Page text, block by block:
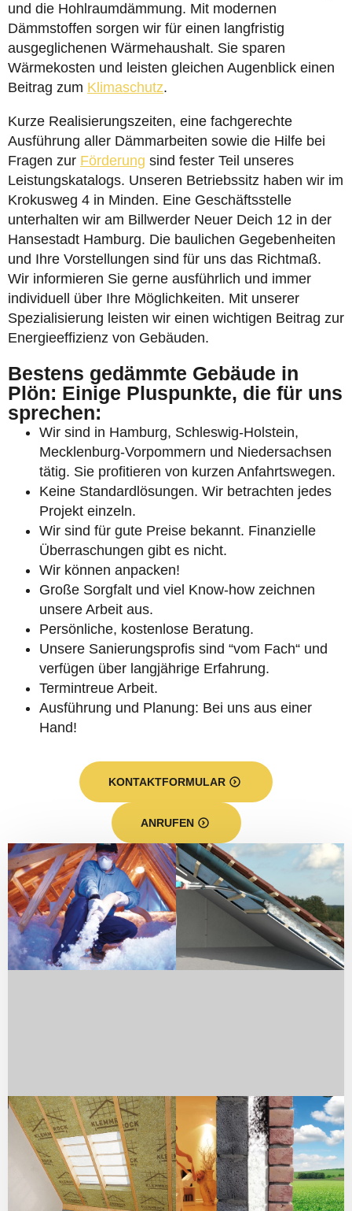
und die Hohlraumdämmung. Mit modernen
Dämmstoffen sorgen wir für einen langfristig
ausgeglichenen Wärmehaushalt. Sie sparen
Wärmekosten und leisten gleichen Augenblick einen
Beitrag zum Klimaschutz.
Kurze Realisierungszeiten, eine fachgerechte
Ausführung aller Dämmarbeiten sowie die Hilfe bei
Fragen zur Förderung sind fester Teil unseres
Leistungskatalogs. Unseren Betriebssitz haben wir im
Krokusweg 4 in Minden. Eine Geschäftsstelle
unterhalten wir am Billwerder Neuer Deich 12 in der
Hansestadt Hamburg. Die baulichen Gegebenheiten
und Ihre Vorstellungen sind für uns das Richtmaß.
Wir informieren Sie gerne ausführlich und immer
individuell über Ihre Möglichkeiten. Mit unserer
Spezialisierung leisten wir einen wichtigen Beitrag zur
Energieeffizienz von Gebäuden.
Bestens gedämmte Gebäude in
Plön: Einige Pluspunkte, die für uns
sprechen:
Wir sind in Hamburg, Schleswig-Holstein,
Mecklenburg-Vorpommern und Niedersachsen
tätig. Sie profitieren von kurzen Anfahrtswegen.
Keine Standardlösungen. Wir betrachten jedes
Projekt einzeln.
Wir sind für gute Preise bekannt. Finanzielle
Überraschungen gibt es nicht.
Wir können anpacken!
Große Sorgfalt und viel Know-how zeichnen
unsere Arbeit aus.
Persönliche, kostenlose Beratung.
Unsere Sanierungsprofis sind “vom Fach“ und
verfügen über langjährige Erfahrung.
Termintreue Arbeit.
Ausführung und Planung: Bei uns aus einer
Hand!
KONTAKTFORMULAR
ANRUFEN